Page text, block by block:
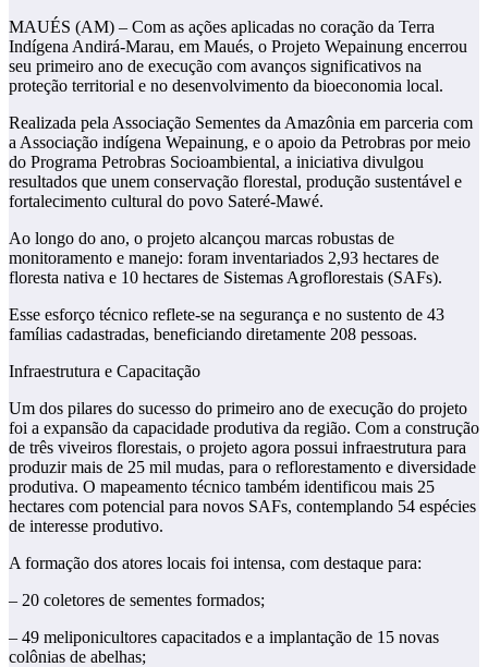
MAUÉS (AM) – Com as ações aplicadas no coração da Terra
Indígena Andirá-Marau, em Maués, o Projeto Wepainung encerrou
seu primeiro ano de execução com avanços significativos na
proteção territorial e no desenvolvimento da bioeconomia local.
Realizada pela Associação Sementes da Amazônia em parceria com
a Associação indígena Wepainung, e o apoio da Petrobras por meio
do Programa Petrobras Socioambiental, a iniciativa divulgou
resultados que unem conservação florestal, produção sustentável e
fortalecimento cultural do povo Sateré-Mawé.
Ao longo do ano, o projeto alcançou marcas robustas de
monitoramento e manejo: foram inventariados 2,93 hectares de
floresta nativa e 10 hectares de Sistemas Agroflorestais (SAFs).
Esse esforço técnico reflete-se na segurança e no sustento de 43
famílias cadastradas, beneficiando diretamente 208 pessoas.
Infraestrutura e Capacitação
Um dos pilares do sucesso do primeiro ano de execução do projeto
foi a expansão da capacidade produtiva da região. Com a construção
de três viveiros florestais, o projeto agora possui infraestrutura para
produzir mais de 25 mil mudas, para o reflorestamento e diversidade
produtiva. O mapeamento técnico também identificou mais 25
hectares com potencial para novos SAFs, contemplando 54 espécies
de interesse produtivo.
A formação dos atores locais foi intensa, com destaque para:
– 20 coletores de sementes formados;
– 49 meliponicultores capacitados e a implantação de 15 novas
colônias de abelhas;